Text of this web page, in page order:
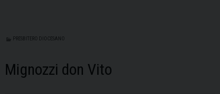
PRESBITERO DIOCESANO
Mignozzi don Vito